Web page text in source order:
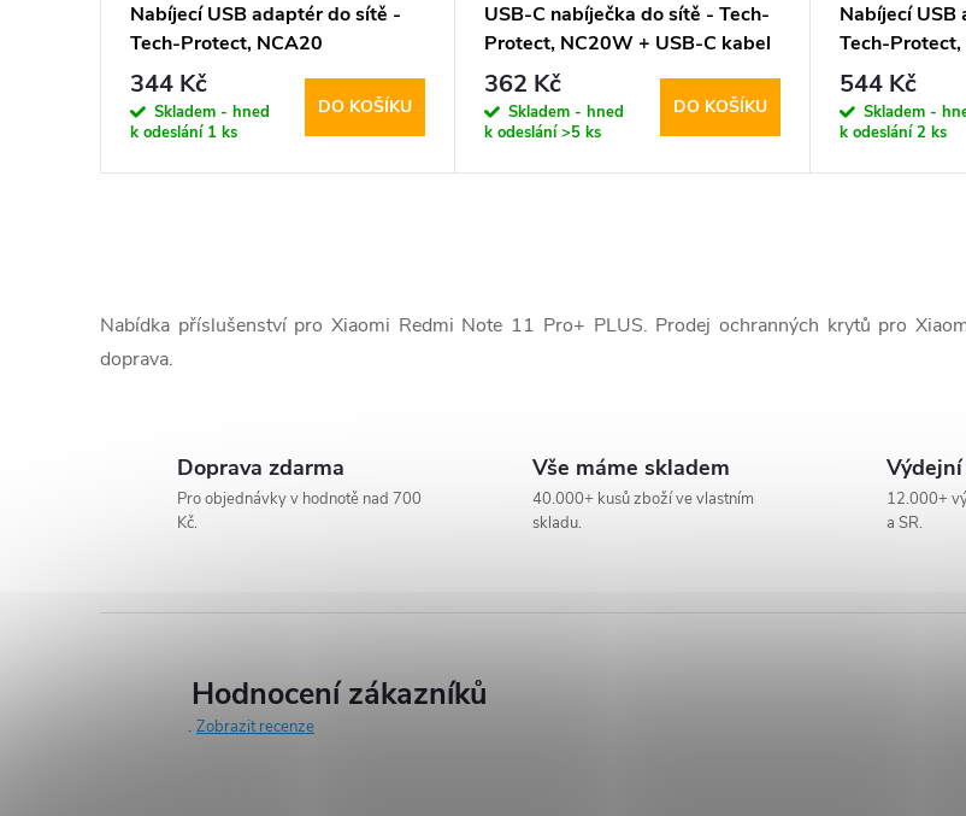
Nabíjecí USB adaptér do sítě -
Tech-Protect, NCA20
PD20W/QC3.0 + USB-C kabel
344 Kč
Skladem - hned
k odeslání 1 ks
DO KOŠÍKU
USB-C nabíječka do sítě - Tech-
Protect, NC20W + USB-C kabel
362 Kč
Skladem - hned
k odeslání>5 ks
DO KOŠÍKU
Nabíjecí USB
Tech-
PD45W/
kabel
544 Kč
Skladem -
k odeslání2 ks
v
l
í
Nabídka příslušenství pro Xiaomi Redmi Note 11 Pro+ PLUS. Prodej ochranných krytů pro
doprava.
Doprava zdarma
Pro objednávky v hodnotě nad 700
Kč.
Vše máme skladem
40.000+ kusů zboží ve vlastním
skladu.
12.000+
a SR.
Hodnocení zákazníků
Zobrazit recenze